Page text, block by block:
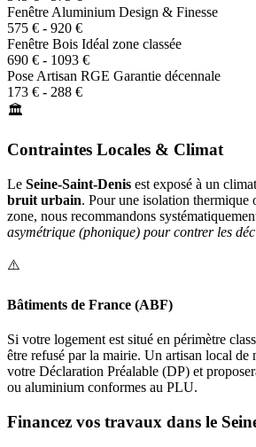
Fenêtre Aluminium Design & Finesse
575 € - 920 €
Fenêtre Bois Idéal zone classée
690 € - 1093 €
Pose Artisan RGE Garantie décennale
173 € - 288 €
🏛️
Contraintes Locales & Climat
Le Seine-Saint-Denis est exposé à un climat
bruit urbain. Pour une isolation thermique
zone, nous recommandons
asymétrique (phonique) pour contrer les
⚠️
Bâtiments de France (ABF)
Si votre logement est situé en périmètre
être refusé par la mairie. Un artisan local de
votre Déclaration Préalable (DP) et
ou aluminium conformes au PLU.
Financez vos travaux dans le